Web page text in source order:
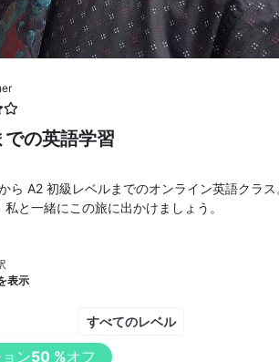
の英語学習
ら A2 初級レベルまでのオンライン英語クラ
と一緒にこの旅に出かけましょう。
表示
すべてのレベル
ン50 %オフ